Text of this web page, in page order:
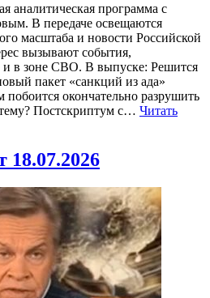
аналитическая программа с
В передаче освещаются
масштаба и новости Российской
вызывают события,
и в зоне СВО. В выпуске: Решится
пакет «санкций из ада»
окончательно разрушить
Постскриптум с… Читать
18.07.2026